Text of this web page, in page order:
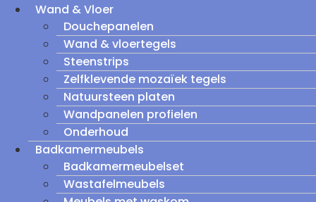
Wand & Vloer
Douchepanelen
Wand & vloertegels
Steenstrips
Zelfklevende mozaïek tegels
Natuursteen platen
Wandpanelen profielen
Onderhoud
Badkamermeubels
Badkamermeubelset
Wastafelmeubels